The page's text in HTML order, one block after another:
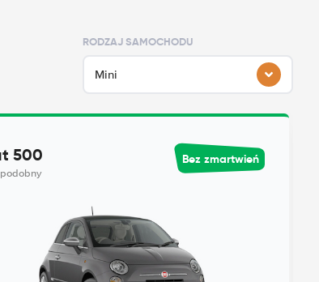
RODZAJ SAMOCHODU
Mini
500 Bez zmartwień